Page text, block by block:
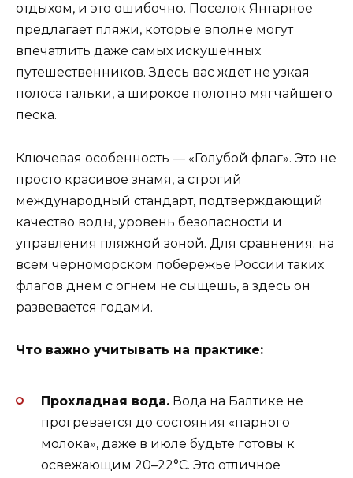
отдыхом, и это ошибочно. Поселок Янтарное
предлагает пляжи, которые вполне могут
впечатлить даже самых искушенных
путешественников. Здесь вас ждет не узкая
полоса гальки, а широкое полотно мягчайшего
песка.
Ключевая особенность — «Голубой флаг». Это не
просто красивое знамя, а строгий
международный стандарт, подтверждающий
качество воды, уровень безопасности и
управления пляжной зоной. Для сравнения: на
всем черноморском побережье России таких
флагов днем с огнем не сыщешь, а здесь он
развевается годами.
Что важно учитывать на практике:
Прохладная вода. Вода на Балтике не
прогревается до состояния «парного
молока», даже в июле будьте готовы к
освежающим 20–22°С. Это отличное